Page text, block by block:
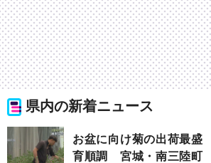
県内の新着ニュース
お盆に向け菊の出荷最
育順調 宮城・南三陸町